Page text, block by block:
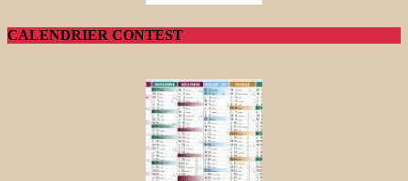
CALENDRIER CONTEST